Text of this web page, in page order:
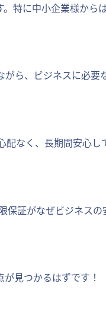
特に中小企業様から
ら、ビジネスに必要
なく、長期間安心し
保証がなぜビジネスの
見つかるはずです！